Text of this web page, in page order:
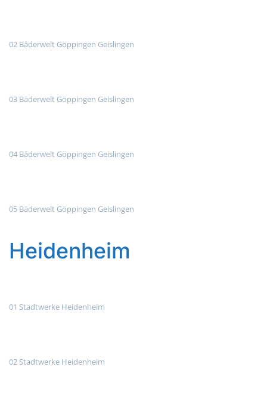
02 Bäderwelt Göppingen Geislingen
03 Bäderwelt Göppingen Geislingen
04 Bäderwelt Göppingen Geislingen
05 Bäderwelt Göppingen Geislingen
Heidenheim
01 Stadtwerke Heidenheim
02 Stadtwerke Heidenheim